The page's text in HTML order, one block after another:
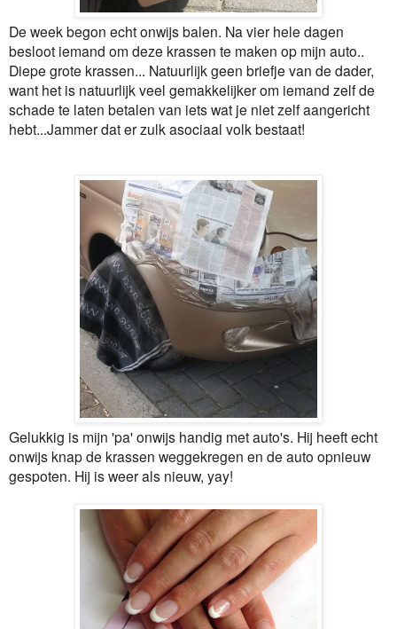
De week begon echt onwijs balen. Na vier hele dagen
besloot iemand om deze krassen te maken op mijn auto..
Diepe grote krassen... Natuurlijk geen briefje van de dader,
want het is natuurlijk veel gemakkelijker om iemand zelf de
schade te laten betalen van iets wat je niet zelf aangericht
hebt...Jammer dat er zulk asociaal volk bestaat!
Gelukkig is mijn 'pa' onwijs handig met auto's. Hij heeft echt
onwijs knap de krassen weggekregen en de auto opnieuw
gespoten. Hij is weer als nieuw, yay!